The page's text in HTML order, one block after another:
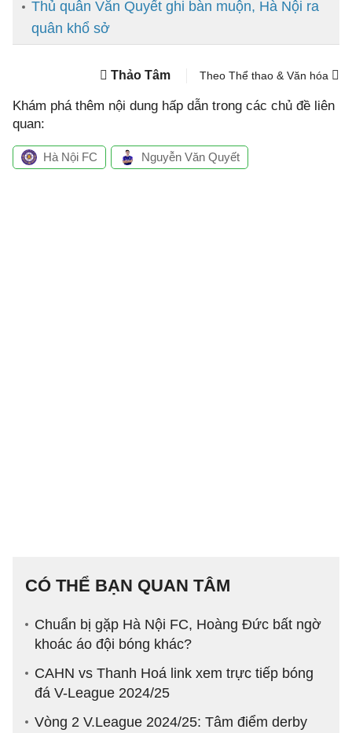
Thủ quân Văn Quyết ghi bàn muộn, Hà Nội ra
quân khổ sở
Thảo Tâm Theo Thể thao & Văn hóa
Khám phá thêm nội dung hấp dẫn trong các chủ đề liên
quan:
Hà Nội FC Nguyễn Văn Quyết
CÓ THỂ BẠN QUAN TÂM
Chuẩn bị gặp Hà Nội FC, Hoàng Đức bất ngờ
khoác áo đội bóng khác?
CAHN vs Thanh Hoá link xem trực tiếp bóng
đá V-League 2024/25
Vòng 2 V.League 2024/25: Tâm điểm derby